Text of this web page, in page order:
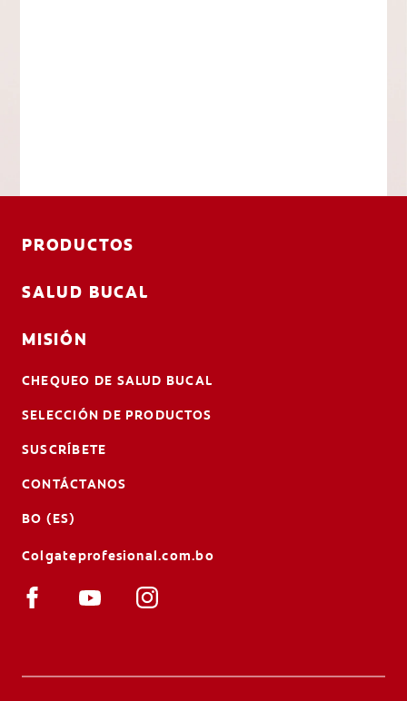
PRODUCTOS
SALUD BUCAL
MISIÓN
CHEQUEO DE SALUD BUCAL
SELECCIÓN DE PRODUCTOS
SUSCRÍBETE
CONTÁCTANOS
BO (ES)
Colgateprofesional.com.bo